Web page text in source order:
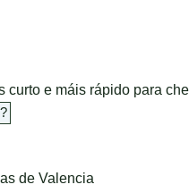
e máis rápido para
de Valencia